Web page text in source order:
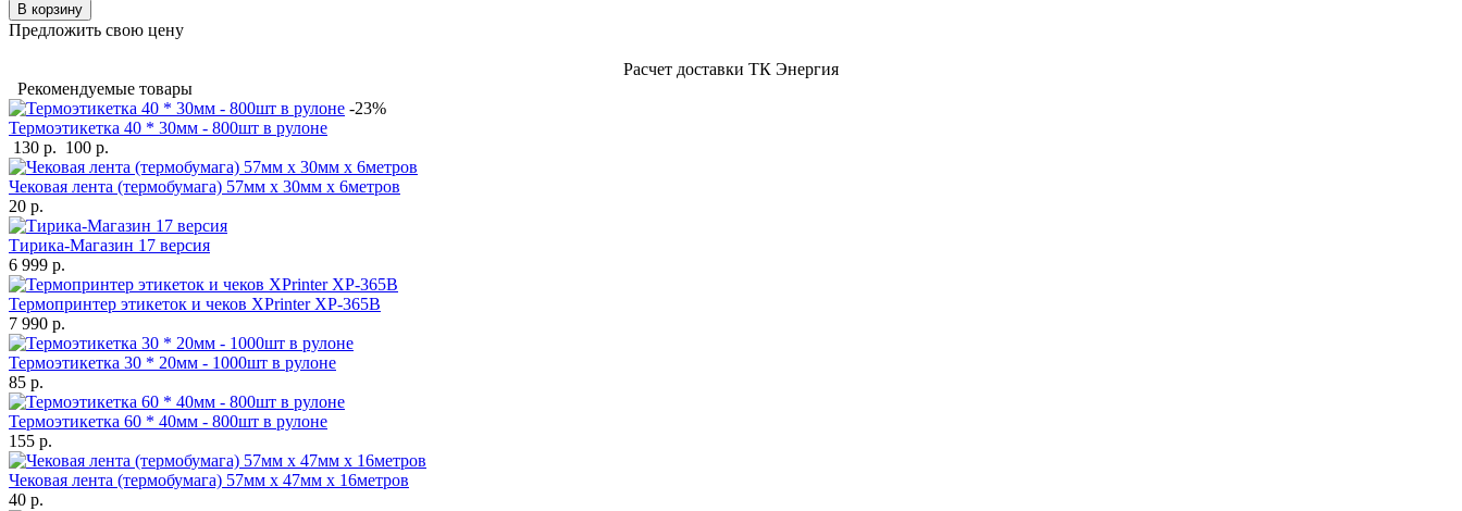
В корзину
Предложить свою цену
Расчет доставки ТК Энергия
Рекомендуемые товары
-23%
Термоэтикетка 40 * 30мм - 800шт в рулоне
130 р. 100 р.
Чековая лента (термобумага) 57мм x 30мм х 6метров
20 р.
Тирика-Магазин 17 версия
6 999 р.
Термопринтер этикеток и чеков XPrinter XP-365B
7 990 р.
Термоэтикетка 30 * 20мм - 1000шт в рулоне
85 р.
Термоэтикетка 60 * 40мм - 800шт в рулоне
155 р.
Чековая лента (термобумага) 57мм x 47мм х 16метров
40 р.